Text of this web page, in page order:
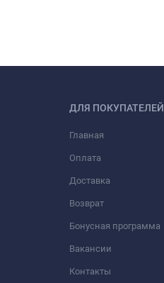
ДЛЯ ПОКУПАТЕЛЕЙ
Главная
Оплата
Доставка
Возврат
Бонусная программа
Вакансии
Контакты